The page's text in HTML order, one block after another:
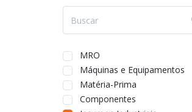
MRO
Máquinas e Equipamentos
Matéria-Prima
Componentes